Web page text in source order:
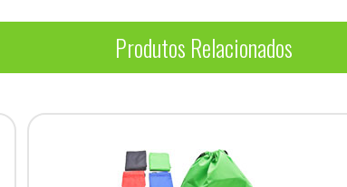
Produtos Relacionados